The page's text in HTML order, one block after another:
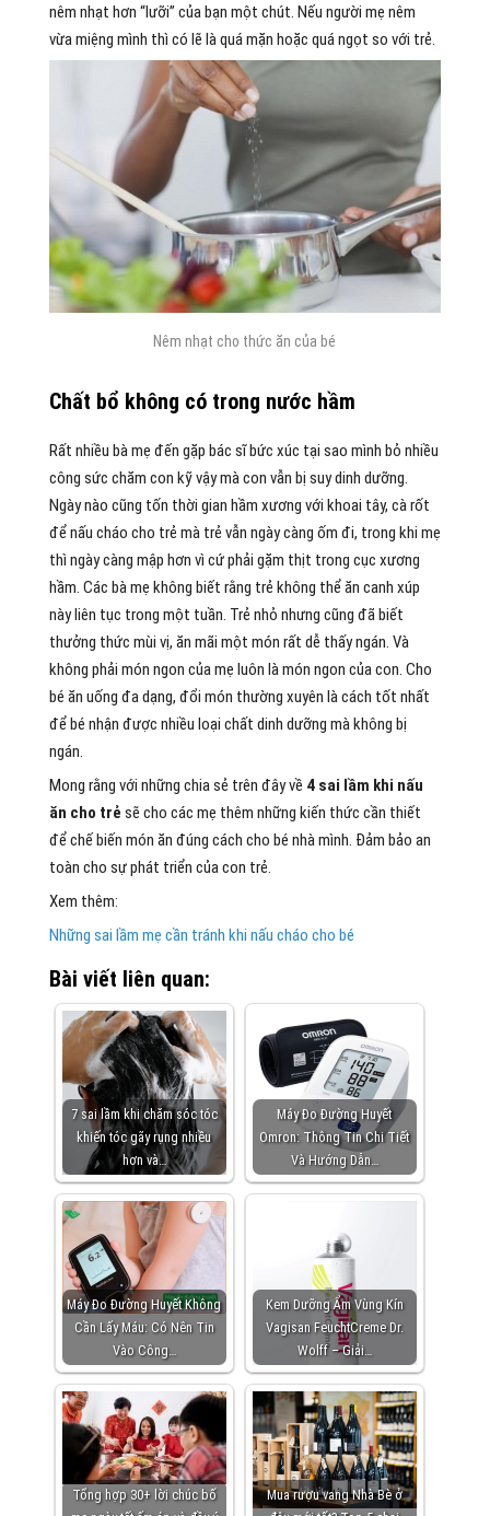
nêm nhạt hơn “lưỡi” của bạn một chút. Nếu người mẹ nêm
vừa miệng mình thì có lẽ là quá mặn hoặc quá ngọt so với trẻ.
Nêm nhạt cho thức ăn của bé
Chất bổ không có trong nước hầm
Rất nhiều bà mẹ đến gặp bác sĩ bức xúc tại sao mình bỏ nhiều
công sức chăm con kỹ vậy mà con vẫn bị suy dinh dưỡng.
Ngày nào cũng tốn thời gian hầm xương với khoai tây, cà rốt
để nấu cháo cho trẻ mà trẻ vẫn ngày càng ốm đi, trong khi mẹ
thì ngày càng mập hơn vì cứ phải gặm thịt trong cục xương
hầm. Các bà mẹ không biết rằng trẻ không thể ăn canh xúp
này liên tục trong một tuần. Trẻ nhỏ nhưng cũng đã biết
thưởng thức mùi vị, ăn mãi một món rất dễ thấy ngán. Và
không phải món ngon của mẹ luôn là món ngon của con. Cho
bé ăn uống đa dạng, đổi món thường xuyên là cách tốt nhất
để bé nhận được nhiều loại chất dinh dưỡng mà không bị
ngán.
Mong rằng với những chia sẻ trên đây về 4 sai lầm khi nấu
ăn cho trẻ sẽ cho các mẹ thêm những kiến thức cần thiết
để chế biến món ăn đúng cách cho bé nhà mình. Đảm bảo an
toàn cho sự phát triển của con trẻ.
Xem thêm:
Những sai lầm mẹ cần tránh khi nấu cháo cho bé
Bài viết liên quan:
7 sai lầm khi chăm sóc tóc
khiến tóc gãy rụng nhiều
hơn và…
Máy Đo Đường Huyết
Omron: Thông Tin Chi Tiết
Và Hướng Dẫn…
Máy Đo Đường Huyết Không
Cần Lấy Máu: Có Nên Tin
Vào Công…
Kem Dưỡng Ẩm Vùng Kín
Vagisan FeuchtCreme Dr.
Wolff – Giải…
Tổng hợp 30+ lời chúc bố
Mua rượu vang Nhà Bè ở